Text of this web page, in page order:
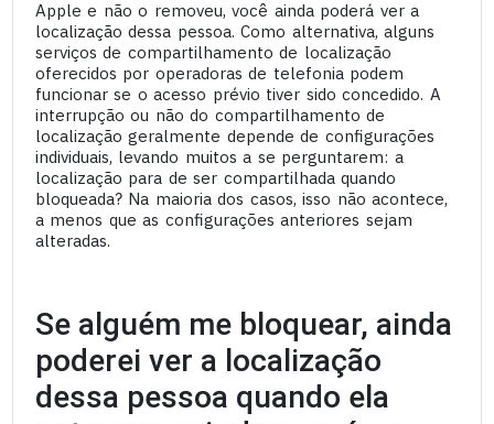
Apple e não o removeu, você ainda poderá ver a
localização dessa pessoa. Como alternativa, alguns
serviços de compartilhamento de localização
oferecidos por operadoras de telefonia podem
funcionar se o acesso prévio tiver sido concedido. A
interrupção ou não do compartilhamento de
localização geralmente depende de configurações
individuais, levando muitos a se perguntarem: a
localização para de ser compartilhada quando
bloqueada? Na maioria dos casos, isso não acontece,
a menos que as configurações anteriores sejam
alteradas.
Se alguém me bloquear, ainda
poderei ver a localização
dessa pessoa quando ela